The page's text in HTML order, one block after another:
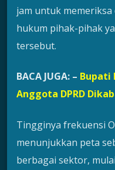
jam untuk
hukum pihak-pihak
tersebut.
BACA JUGA: – Bupati
Anggota DPRD
Tingginya frekuensi
menunjukkan peta
berbagai sektor,